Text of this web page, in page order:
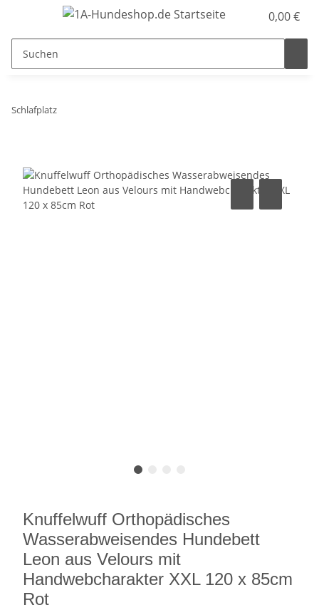
0,00 €
Schlafplatz
Knuffelwuff Orthopädisches
Wasserabweisendes Hundebett
Leon aus Velours mit
Handwebcharakter XXL 120 x 85cm
Rot